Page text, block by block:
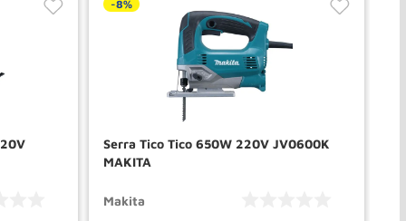
-8%
Serra Tico Tico 650W 220V JV0600K
MAKITA
Makita